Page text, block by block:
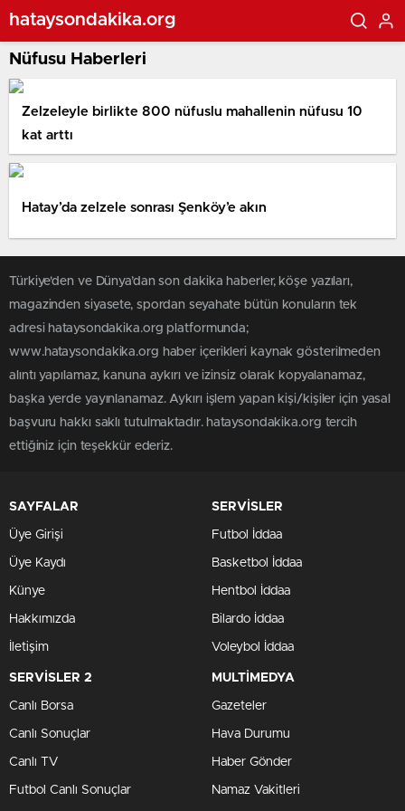
hataysondakika.org
Nüfusu Haberleri
Zelzeleyle birlikte 800 nüfuslu mahallenin nüfusu 10
kat arttı
Hatay’da zelzele sonrası Şenköy’e akın
Türkiye'den ve Dünya’dan son dakika haberler, köşe yazıları,
magazinden siyasete, spordan seyahate bütün konuların tek
adresi hataysondakika.org platformunda;
www.hataysondakika.org haber içerikleri kaynak gösterilmeden
alıntı yapılamaz, kanuna aykırı ve izinsiz olarak kopyalanamaz,
başka yerde yayınlanamaz. Aykırı işlem yapan kişi/kişiler için yasal
başvuru hakkı saklı tutulmaktadır. hataysondakika.org tercih
ettiğiniz için teşekkür ederiz.
SAYFALAR
Üye Girişi
Üye Kaydı
Künye
Hakkımızda
İletişim
SERVİSLER
Futbol İddaa
Basketbol İddaa
Hentbol İddaa
Bilardo İddaa
Voleybol İddaa
SERVİSLER 2
Canlı Borsa
Canlı Sonuçlar
Canlı TV
Futbol Canlı Sonuçlar
MULTİMEDYA
Gazeteler
Hava Durumu
Haber Gönder
Namaz Vakitleri